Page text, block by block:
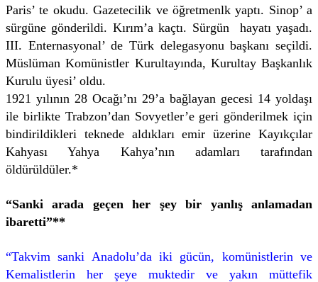
Paris’ te okudu. Gazetecilik ve öğretmenlk yaptı. Sinop’ a
sürgüne gönderildi. Kırım’a kaçtı. Sürgün hayatı yaşadı.
III. Enternasyonal’ de Türk delegasyonu başkanı seçildi.
Müslüman Komünistler Kurultayında, Kurultay Başkanlık
Kurulu üyesi’ oldu.
1921 yılının 28 Ocağı’nı 29’a bağlayan gecesi 14 yoldaşı
ile birlikte Trabzon’dan Sovyetler’e geri gönderilmek için
bindirildikleri teknede aldıkları emir üzerine Kayıkçılar
Kahyası Yahya Kahya’nın adamları tarafından
öldürüldüler.*
“Sanki arada geçen her şey bir yanlış anlamadan
ibaretti”**
“Takvim sanki Anadolu’da iki gücün, komünistlerin ve
Kemalistlerin her şeye muktedir ve yakın müttefik